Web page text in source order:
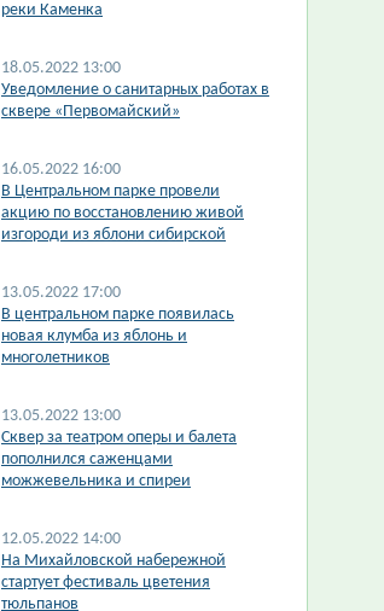
реки Каменка
18.05.2022 13:00
Уведомление о санитарных работах в
сквере «Первомайский»
16.05.2022 16:00
В Центральном парке провели
акцию по восстановлению живой
изгороди из яблони сибирской
13.05.2022 17:00
В центральном парке появилась
новая клумба из яблонь и
многолетников
13.05.2022 13:00
Сквер за театром оперы и балета
пополнился саженцами
можжевельника и спиреи
12.05.2022 14:00
На Михайловской набережной
стартует фестиваль цветения
тюльпанов